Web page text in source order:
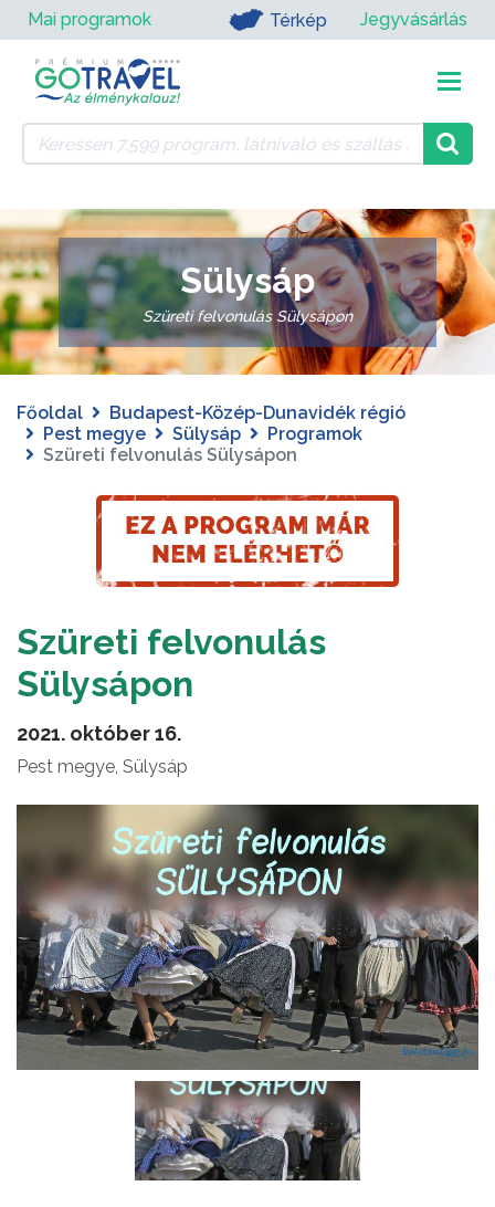
Mai programok Térkép Jegyvásárlás
Sülysáp
Szüreti felvonulás Sülysápon
Főoldal
Budapest-Közép-Dunavidék régió
Pest megye
Sülysáp
Programok
Szüreti felvonulás Sülysápon
Szüreti felvonulás
Sülysápon
2021. október 16.
Pest megye, Sülysáp